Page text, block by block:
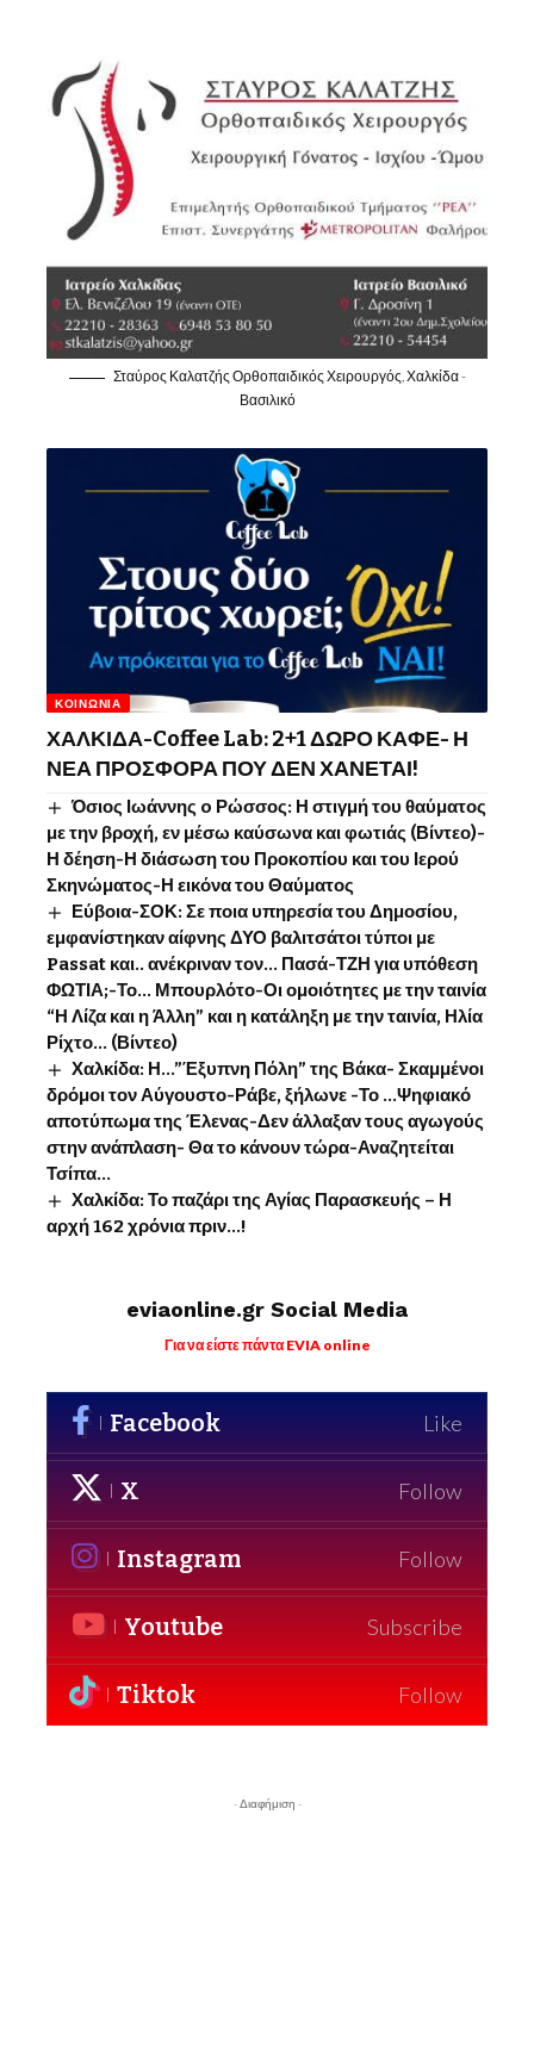
Σταύρος Καλατζής Ορθοπαιδικός Χειρουργός, Χαλκίδα -
Βασιλικό
ΚΟΙΝΩΝΊΑ
ΧΑΛΚΙΔΑ-Coffee Lab: 2+1 ΔΩΡΟ ΚΑΦΕ- Η
ΝΕΑ ΠΡΟΣΦΟΡΑ ΠΟΥ ΔΕΝ ΧΑΝΕΤΑΙ!
Όσιος Ιωάννης o Ρώσσος: Η στιγμή του θαύματος
με την βροχή, εν μέσω καύσωνα και φωτιάς (Βίντεο)-
Η δέηση-Η διάσωση του Προκοπίου και του Ιερού
Σκηνώματος-Η εικόνα του Θαύματος
Εύβοια-ΣΟΚ: Σε ποια υπηρεσία του Δημοσίου,
εμφανίστηκαν αίφνης ΔΥΟ βαλιτσάτοι τύποι με
Passat και.. ανέκριναν τον… Πασά-ΤΖΗ για υπόθεση
ΦΩΤΙΑ;-Το… Μπουρλότο-Οι ομοιότητες με την ταινία
“Η Λίζα και η Άλλη” και η κατάληξη με την ταινία, Ηλία
Ρίχτο… (Βίντεο)
Χαλκίδα: Η…”Έξυπνη Πόλη” της Βάκα- Σκαμμένοι
δρόμοι τον Αύγουστο-Ράβε, ξήλωνε -Το …Ψηφιακό
αποτύπωμα της Έλενας-Δεν άλλαξαν τους αγωγούς
στην ανάπλαση- Θα το κάνουν τώρα-Αναζητείται
Τσίπα…
Χαλκίδα: Το παζάρι της Αγίας Παρασκευής – Η
αρχή 162 χρόνια πριν…!
eviaonline.gr Social Media
Για να είστε πάντα EVIA online
Facebook Like
X Follow
Instagram Follow
Youtube Subscribe
Tiktok Follow
- Διαφήμιση -